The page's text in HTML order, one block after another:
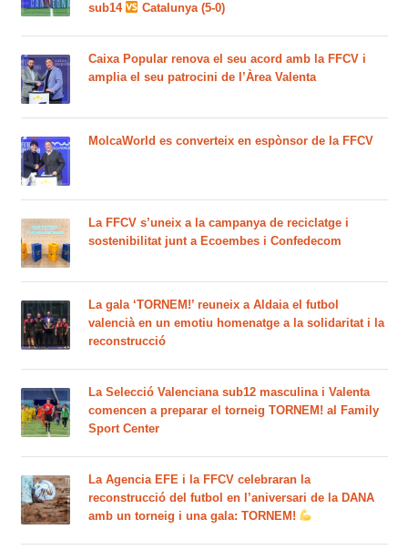
sub14
Catalunya (5-0)
Caixa Popular renova el seu acord amb la FFCV i
amplia el seu patrocini de l’Àrea Valenta
MolcaWorld es converteix en espònsor de la FFCV
La FFCV s’uneix a la campanya de reciclatge i
sostenibilitat junt a Ecoembes i Confedecom
La gala ‘TORNEM!’ reuneix a Aldaia el futbol
valencià en un emotiu homenatge a la solidaritat i la
reconstrucció
La Selecció Valenciana sub12 masculina i Valenta
comencen a preparar el torneig TORNEM! al Family
Sport Center
La Agencia EFE i la FFCV celebraran la
reconstrucció del futbol en l’aniversari de la DANA
amb un torneig i una gala: TORNEM!